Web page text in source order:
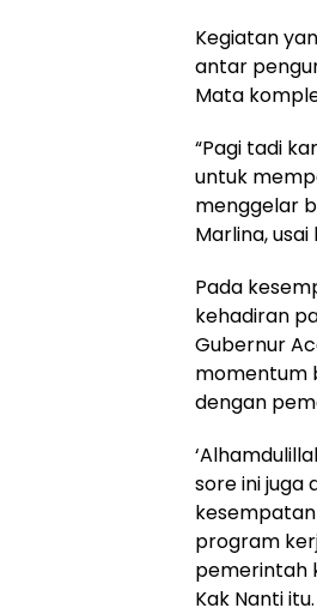
Kegiatan
antar
Mata
“Pagi tadi
untuk
menggelar
Marlina,
Pada
kehadiran
Gubernur
momentum
dengan
sore ini juga
program
pemerintah
Kak Nanti itu.